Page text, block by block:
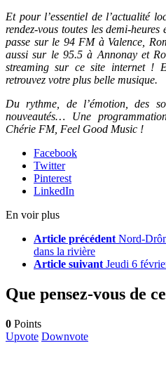
Et pour l’essentiel de l’actualité
rendez-vous toutes les demi-
passe sur le 94 FM à Valence,
aussi sur le 95.5 à Annonay et
streaming sur ce site internet !
retrouvez votre plus belle musique.
Du rythme, de l’émotion, des
nouveautés… Une
Chérie FM, Feel Good Music !
Facebook
Twitter
Pinterest
LinkedIn
En voir plus
Article précédent Nord-
dans la rivière
Article suivant Jeudi 6
Que pensez-vous de
0 Points
Upvote Downvote